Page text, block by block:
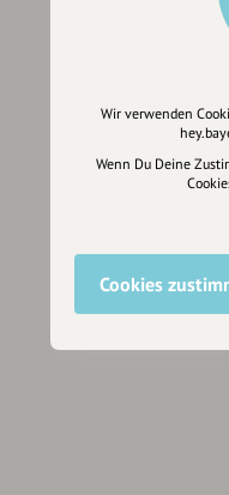
Wir verwenden
Wenn Du Deine
Cookies